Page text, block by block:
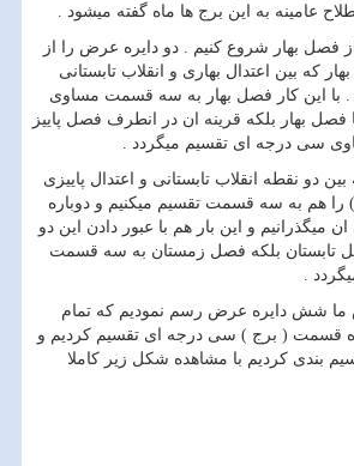
عامینه به این برج ها ماه گفته میشود .
از فصل بهار شروع کنیم . دو دایره عرض را از
که بین اعتدال بهاری و انقلاب تابستانی
. با این کار فصل بهار به سه قسمت مساوی
فصل بهار بلکه قرینه ان در انطرف فصل پاییز
سی درجه ای تقسیم میگردد .
نقطه انقلاب تابستانی و اعتدال پاییزی
هم به سه قسمت تقسیم میکنیم و دوباره
میگذرانیم و این بار هم با عبور دادن این دو
تابستان بلکه فصل زمستان به سه قسمت
.
ما شش دایره عرض رسم نمودیم که تمام
قسمت ( برج ) سی درجه ای تقسیم کردیم و
بندی کردیم با مشاهده شکل زیر کاملا